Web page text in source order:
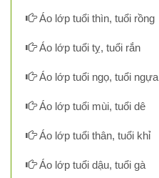
Áo lớp tuổi thìn, tuổi rồng
Áo lớp tuổi tỵ, tuổi rắn
Áo lớp tuổi ngọ, tuổi ngựa
Áo lớp tuổi mùi, tuổi dê
Áo lớp tuổi thân, tuổi khỉ
Áo lớp tuổi dậu, tuổi gà